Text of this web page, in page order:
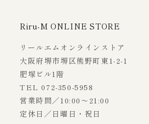
Riru-M ONLINE STORE
リールエムオンラインストア
大阪府堺市堺区熊野町東1-2-1
肥塚ビル1階
TEL 072-350-5958
営業時間／10:00～21:00
定休日／日曜日・祝日